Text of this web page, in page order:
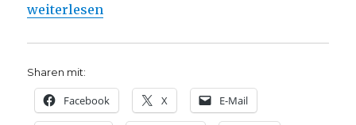
„Hexenverfolgung und Hexenprozesse in Werl.
weiterlesen
Sharen mit:
Facebook X E-Mail